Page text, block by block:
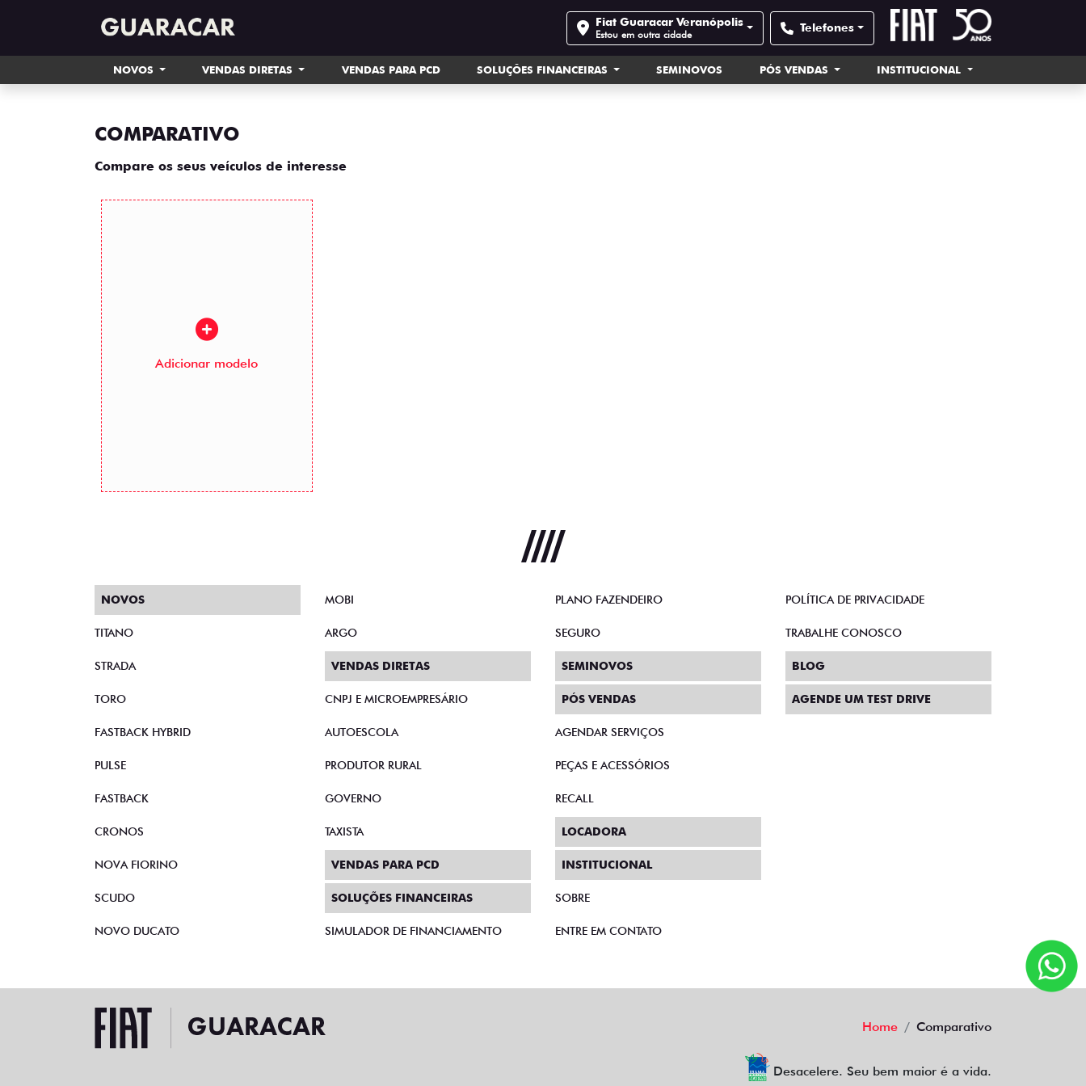
Fiat Guaracar Veranópolis
Estou em outra cidade Telefones
NOVOS VENDAS DIRETAS VENDAS PARA PCD SOLUÇÕES FINANCEIRAS SEMINOVOS PÓS VENDAS INSTITUCIONAL
COMPARATIVO
Compare os seus veículos de interesse
Adicionar modelo
NOVOS
TITANO
STRADA
TORO
FASTBACK HYBRID
PULSE
FASTBACK
CRONOS
NOVA FIORINO
SCUDO
NOVO DUCATO
MOBI
ARGO
VENDAS DIRETAS
CNPJ E MICROEMPRESÁRIO
AUTOESCOLA
PRODUTOR RURAL
GOVERNO
TAXISTA
VENDAS PARA PCD
SOLUÇÕES FINANCEIRAS
SIMULADOR DE FINANCIAMENTO
PLANO FAZENDEIRO
SEGURO
SEMINOVOS
PÓS VENDAS
AGENDAR SERVIÇOS
PEÇAS E ACESSÓRIOS
RECALL
LOCADORA
INSTITUCIONAL
SOBRE
ENTRE EM CONTATO
POLÍTICA DE PRIVACIDADE
TRABALHE CONOSCO
BLOG
AGENDE UM TEST DRIVE
Home Comparativo
Desacelere. Seu bem maior é a vida.